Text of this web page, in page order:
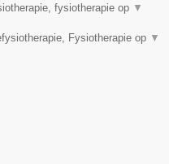
fysiotherapie op ▼
Fysiotherapie op ▼